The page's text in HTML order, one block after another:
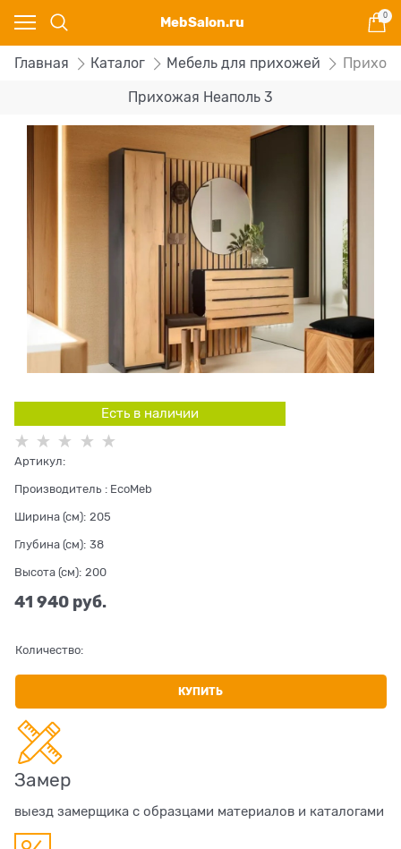
MebSalon.ru 0
Главная Каталог Мебель для прихожей
Прихожая Неаполь 3
Есть в наличии
Артикул:
Производитель : EcoMeb
Ширина (см): 205
Глубина (см): 38
Высота (см): 200
41 940 руб.
Количество:
КУПИТЬ
Замер
выезд замерщика с образцами материалов и каталогами